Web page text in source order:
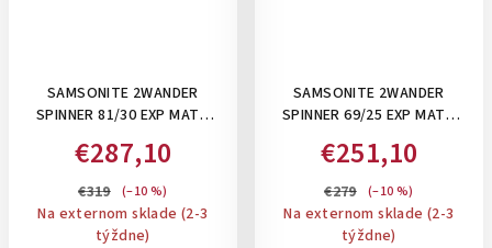
SAMSONITE 2WANDER
SPINNER 81/30 EXP MATT
KUFOR, ROZŠÍRITEĽNÝ
€287,10
€319 (–10 %)
Na externom sklade (2-3
týždne)
SAMSONITE 2WANDER
SPINNER 69/25 EXP MATT
STREDNÝ KUFOR,
ROZŠÍRITEĽNÝ
€251,10
€279 (–10 %)
Na externom sklade (2-3
týždne)